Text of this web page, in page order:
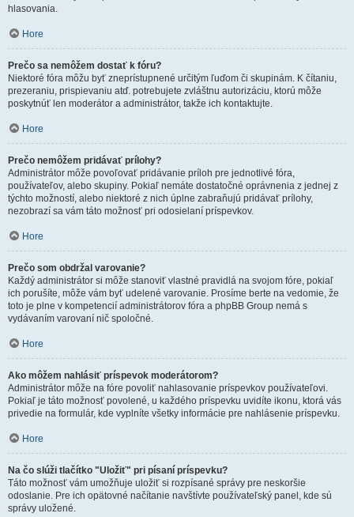
hlasovania.
Hore
Prečo sa nemôžem dostať k fóru?
Niektoré fóra môžu byť zneprístupnené určitým ľuďom či skupinám. K čítaniu,
prezeraniu, prispievaniu atď. potrebujete zvláštnu autorizáciu, ktorú môže
poskytnúť len moderátor a administrátor, takže ich kontaktujte.
Hore
Prečo nemôžem pridávať prílohy?
Administrátor môže povoľovať pridávanie príloh pre jednotlivé fóra,
používateľov, alebo skupiny. Pokiaľ nemáte dostatočné oprávnenia z jednej z
týchto možností, alebo niektoré z nich úplne zabraňujú pridávať prílohy,
nezobrazí sa vám táto možnosť pri odosielaní príspevkov.
Hore
Prečo som obdržal varovanie?
Každý administrátor si môže stanoviť vlastné pravidlá na svojom fóre, pokiaľ
ich porušíte, môže vám byť udelené varovanie. Prosíme berte na vedomie, že
toto je plne v kompetencií administrátorov fóra a phpBB Group nemá s
vydávaním varovaní nič spoločné.
Hore
Ako môžem nahlásiť príspevok moderátorom?
Administrátor môže na fóre povoliť nahlasovanie príspevkov používateľovi.
Pokiaľ je táto možnosť povolené, u každého príspevku uvidíte ikonu, ktorá vás
privedie na formulár, kde vyplníte všetky informácie pre nahlásenie príspevku.
Hore
Na čo slúži tlačítko "Uložiť" pri písaní príspevku?
Táto možnosť vám umožňuje uložiť si rozpísané správy pre neskoršie
odoslanie. Pre ich opätovné načítanie navštívte používateľský panel, kde sú
správy uložené.